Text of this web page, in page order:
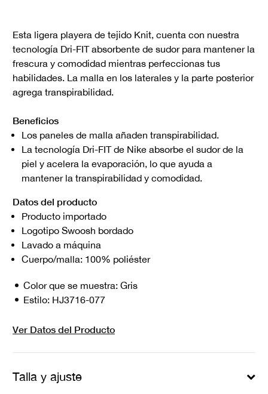
Esta ligera playera de tejido Knit, cuenta con nuestra
tecnología Dri-FIT absorbente de sudor para mantener la
frescura y comodidad mientras perfeccionas tus
habilidades. La malla en los laterales y la parte posterior
agrega transpirabilidad.
Beneficios
Los paneles de malla añaden transpirabilidad.
La tecnología Dri-FIT de Nike absorbe el sudor de la
piel y acelera la evaporación, lo que ayuda a
mantener la transpirabilidad y comodidad.
Datos del producto
Producto importado
Logotipo Swoosh bordado
Lavado a máquina
Cuerpo/malla: 100% poliéster
Color que se muestra: Gris
Estilo: HJ3716-077
Ver Datos del Producto
Talla y ajuste